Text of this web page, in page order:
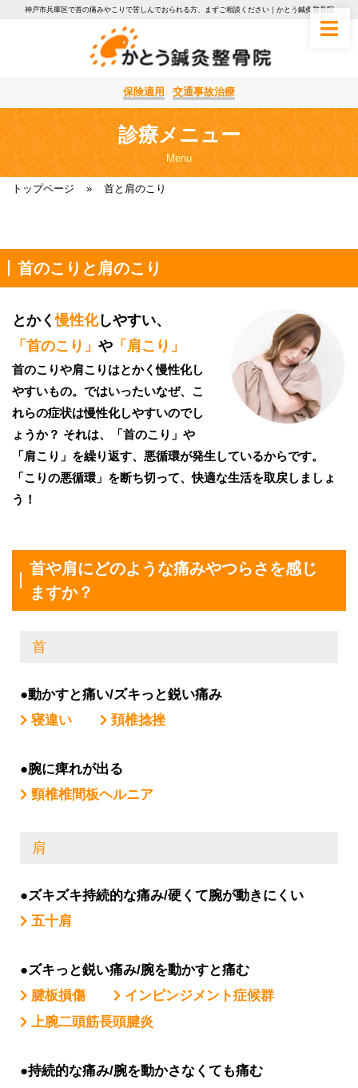
神戸市兵庫区で首の痛みやこりで苦しんでおられる方、まずご相談ください｜かとう鍼灸整骨院
保険適用 交通事故治療
診療メニュー
Menu
トップページ » 首と肩のこり
首のこりと肩のこり
とかく慢性化しやすい、
「首のこり」 や 「肩こり」
首のこりや肩こりはとかく慢性化し
やすいもの。ではいったいなぜ、こ
れらの症状は慢性化しやすいのでし
ょうか？ それは、「首のこり」や
「肩こり」を繰り返す、悪循環が発生しているからです。
「こりの悪循環」を断ち切って、快適な生活を取戻しましょ
う！
首や肩にどのような痛みやつらさを感じ
ますか？
首
●動かすと痛い/ズキっと鋭い痛み
寝違い
頚椎捻挫
●腕に痺れが出る
頸椎椎間板ヘルニア
肩
●ズキズキ持続的な痛み/硬くて腕が動きにくい
五十肩
●ズキっと鋭い痛み/腕を動かすと痛む
腱板損傷
インピンジメント症候群
上腕二頭筋長頭腱炎
●持続的な痛み/腕を動かさなくても痛む